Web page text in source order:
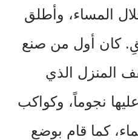
المساء، وأطلق
كان أول من صنع
المنزل الذي
نجوماً، وكواكب
كما قام بوضع